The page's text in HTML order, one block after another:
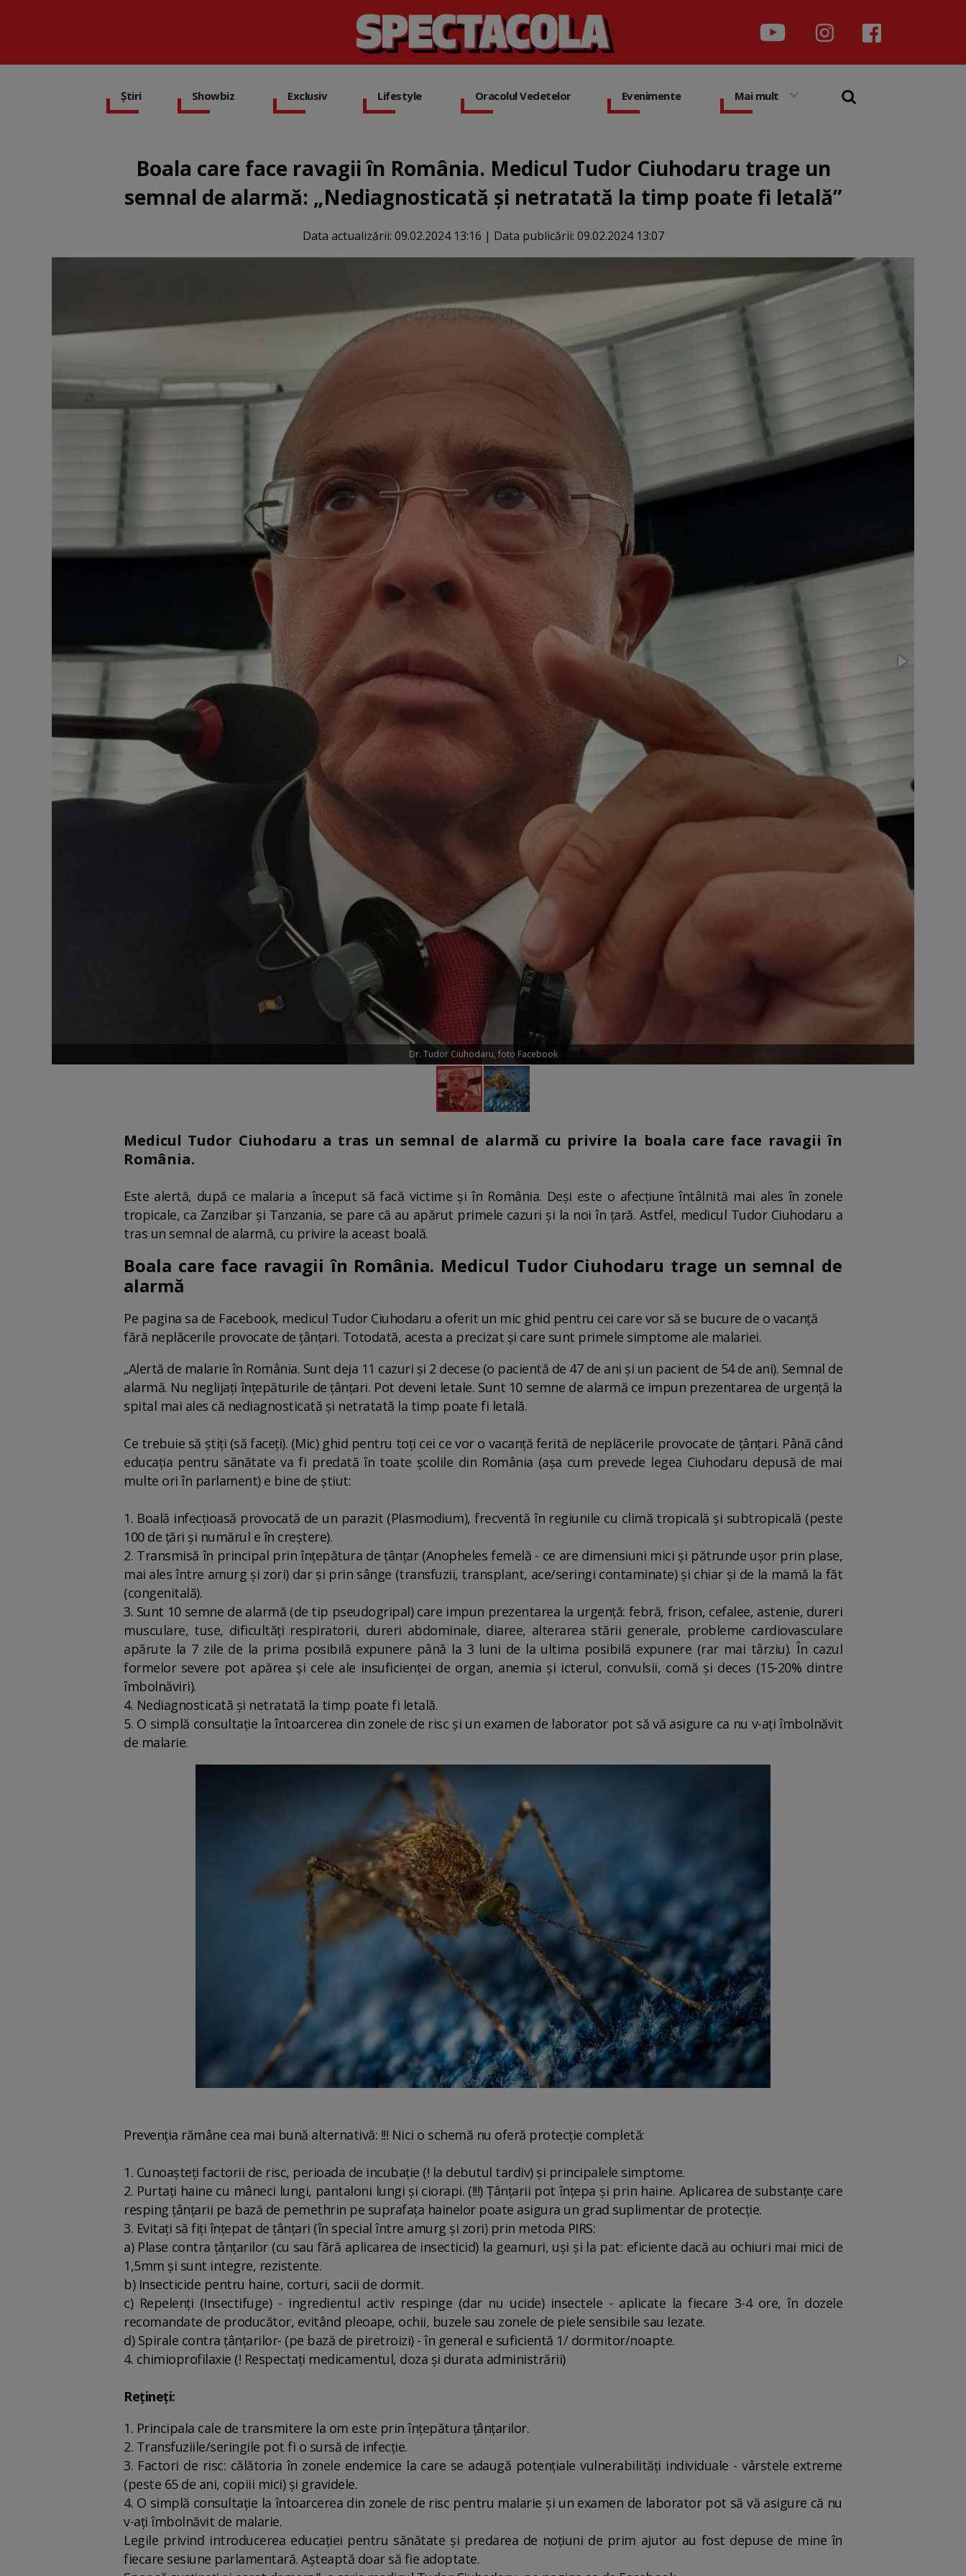
Știri Showbiz Exclusiv Lifestyle Oracolul Vedetelor Evenimente Mai mult
Boala care face ravagii în România. Medicul Tudor Ciuhodaru trage un
semnal de alarmă: „Nediagnosticată și netratată la timp poate fi letală”
Data actualizării: 09.02.2024 13:16 | Data publicării: 09.02.2024 13:07
Dr. Tudor Ciuhodaru, foto Facebook
Medicul Tudor Ciuhodaru a tras un semnal de alarmă cu privire la boala care face ravagii în
România.
Este alertă, după ce malaria a început să facă victime și în România. Deși este o afecțiune întâlnită mai ales în zonele
tropicale, ca Zanzibar și Tanzania, se pare că au apărut primele cazuri și la noi în țară. Astfel, medicul Tudor Ciuhodaru a
tras un semnal de alarmă, cu privire la aceast boală.
Boala care face ravagii în România. Medicul Tudor Ciuhodaru trage un semnal de
alarmă
Pe pagina sa de Facebook, medicul Tudor Ciuhodaru a oferit un mic ghid pentru cei care vor să se bucure de o vacanță
fără neplăcerile provocate de țânțari. Totodată, acesta a precizat și care sunt primele simptome ale malariei.
„Alertă de malarie în România. Sunt deja 11 cazuri și 2 decese (o pacientă de 47 de ani și un pacient de 54 de ani). Semnal de
alarmă. Nu neglijați înțepăturile de țânțari. Pot deveni letale. Sunt 10 semne de alarmă ce impun prezentarea de urgență la
spital mai ales că nediagnosticată și netratată la timp poate fi letală.
Ce trebuie să știți (să faceți). (Mic) ghid pentru toți cei ce vor o vacanță ferită de neplăcerile provocate de țânțari. Până când
educația pentru sănătate va fi predată în toate școlile din România (așa cum prevede legea Ciuhodaru depusă de mai
multe ori în parlament) e bine de știut:
1. Boală infecțioasă provocată de un parazit (Plasmodium), frecventă în regiunile cu climă tropicală și subtropicală (peste
100 de țări și numărul e în creștere).
2. Transmisă în principal prin înțepătura de țânțar (Anopheles femelă - ce are dimensiuni mici și pătrunde ușor prin plase,
mai ales între amurg și zori) dar și prin sânge (transfuzii, transplant, ace/seringi contaminate) și chiar și de la mamă la făt
(congenitală).
3. Sunt 10 semne de alarmă (de tip pseudogripal) care impun prezentarea la urgență: febră, frison, cefalee, astenie, dureri
musculare, tuse, dificultăți respiratorii, dureri abdominale, diaree, alterarea stării generale, probleme cardiovasculare
apărute la 7 zile de la prima posibilă expunere până la 3 luni de la ultima posibilă expunere (rar mai târziu). În cazul
formelor severe pot apărea și cele ale insuficienței de organ, anemia și icterul, convulsii, comă și deces (15-20% dintre
îmbolnăviri).
4. Nediagnosticată și netratată la timp poate fi letală.
5. O simplă consultație la întoarcerea din zonele de risc și un examen de laborator pot să vă asigure ca nu v-ați îmbolnăvit
de malarie.
Prevenția rămâne cea mai bună alternativă: !!! Nici o schemă nu oferă protecție completă:
1. Cunoașteți factorii de risc, perioada de incubație (! la debutul tardiv) și principalele simptome.
2. Purtați haine cu mâneci lungi, pantaloni lungi și ciorapi. (!!!) Țânțarii pot înțepa și prin haine. Aplicarea de substanțe care
resping țânțarii pe bază de pemethrin pe suprafața hainelor poate asigura un grad suplimentar de protecție.
3. Evitați să fiți înțepat de țânțari (în special între amurg și zori) prin metoda PIRS:
a) Plase contra țânțarilor (cu sau fără aplicarea de insecticid) la geamuri, uși și la pat: eficiente dacă au ochiuri mai mici de
1,5mm și sunt integre, rezistente.
b) Insecticide pentru haine, corturi, sacii de dormit.
c) Repelenți (Insectifuge) - ingredientul activ respinge (dar nu ucide) insectele - aplicate la fiecare 3-4 ore, în dozele
recomandate de producător, evitând pleoape, ochii, buzele sau zonele de piele sensibile sau lezate.
d) Spirale contra țânțarilor- (pe bază de piretroizi) - în general e suficientă 1/ dormitor/noapte.
4. chimioprofilaxie (! Respectați medicamentul, doza și durata administrării)
Rețineți:
1. Principala cale de transmitere la om este prin înțepătura țânțarilor.
2. Transfuziile/seringile pot fi o sursă de infecție.
3. Factori de risc: călătoria în zonele endemice la care se adaugă potențiale vulnerabilități individuale - vârstele extreme
(peste 65 de ani, copiii mici) și gravidele.
4. O simplă consultație la întoarcerea din zonele de risc pentru malarie și un examen de laborator pot să vă asigure că nu
v-ați îmbolnăvit de malarie.
Legile privind introducerea educației pentru sănătate și predarea de noțiuni de prim ajutor au fost depuse de mine în
fiecare sesiune parlamentară. Așteaptă doar să fie adoptate.